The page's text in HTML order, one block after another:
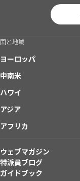
国と地域
ヨーロッパ
中南米
ハワイ
アジア
アフリカ
ウェブマガジン
特派員ブログ
ガイドブック